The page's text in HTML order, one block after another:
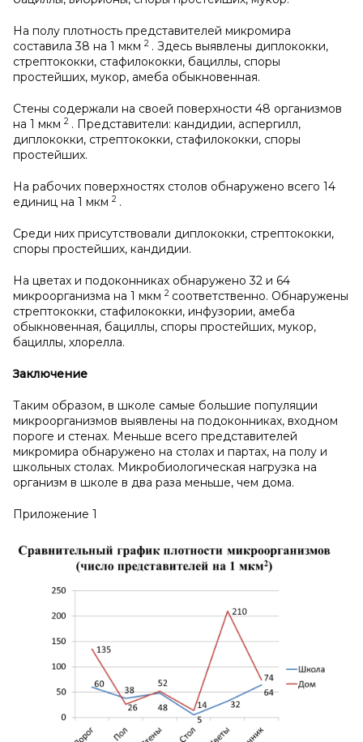
На полу плотность представителей микромира
составила 38 на 1 мкм 2 . Здесь выявлены диплококки,
стрептококки, стафилококки, бациллы, споры
простейших, мукор, амеба обыкновенная.
Стены содержали на своей поверхности 48 организмов
на 1 мкм 2 . Представители: кандидии, аспергилл,
диплококки, стрептококки, стафилококки, споры
простейших.
На рабочих поверхностях столов обнаружено всего 14
единиц на 1 мкм 2 .
Среди них присутствовали диплококки, стрептококки,
споры простейших, кандидии.
На цветах и подоконниках обнаружено 32 и 64
микроорганизма на 1 мкм 2 соответственно. Обнаружены
стрептококки, стафилококки, инфузории, амеба
обыкновенная, бациллы, споры простейших, мукор,
бациллы, хлорелла.
Заключение
Таким образом, в школе самые большие популяции
микроорганизмов выявлены на подоконниках, входном
пороге и стенах. Меньше всего представителей
микромира обнаружено на столах и партах, на полу и
школьных столах. Микробиологическая нагрузка на
организм в школе в два раза меньше, чем дома.
Приложение 1